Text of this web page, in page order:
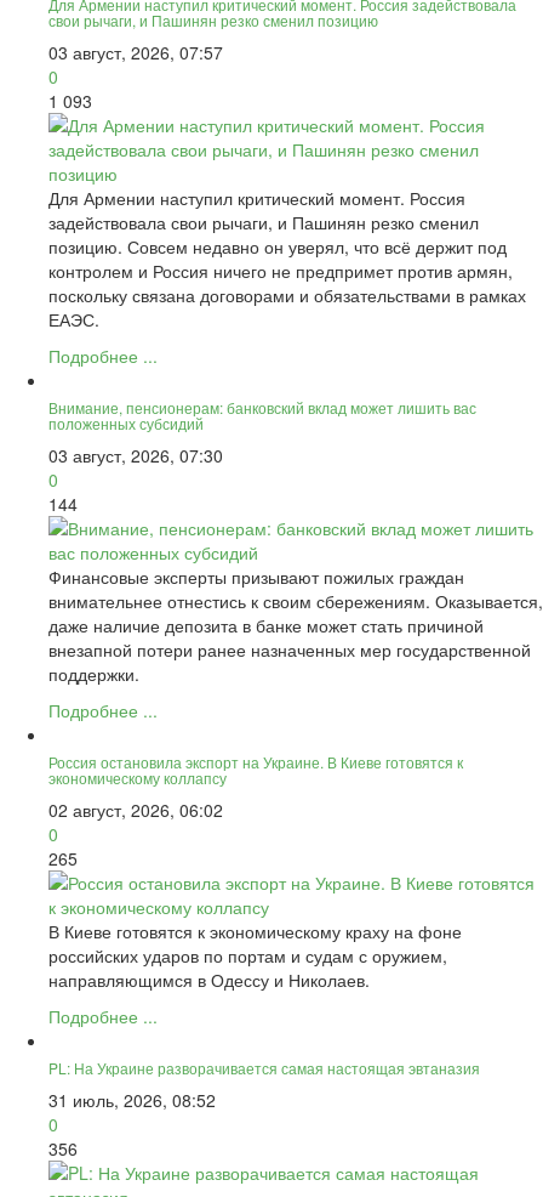
Для Армении наступил критический момент. Россия задействовала
свои рычаги, и Пашинян резко сменил позицию
03 август, 2026, 07:57
0
1 093
Для Армении наступил критический момент. Россия
задействовала свои рычаги, и Пашинян резко сменил
позицию. Совсем недавно он уверял, что всё держит под
контролем и Россия ничего не предпримет против армян,
поскольку связана договорами и обязательствами в рамках
ЕАЭС.
Подробнее ...
Внимание, пенсионерам: банковский вклад может лишить вас
положенных субсидий
03 август, 2026, 07:30
0
144
Финансовые эксперты призывают пожилых граждан
внимательнее отнестись к своим сбережениям. Оказывается,
даже наличие депозита в банке может стать причиной
внезапной потери ранее назначенных мер государственной
поддержки.
Подробнее ...
Россия остановила экспорт на Украине. В Киеве готовятся к
экономическому коллапсу
02 август, 2026, 06:02
0
265
В Киеве готовятся к экономическому краху на фоне
российских ударов по портам и судам с оружием,
направляющимся в Одессу и Николаев.
Подробнее ...
PL: На Украине разворачивается самая настоящая эвтаназия
31 июль, 2026, 08:52
0
356